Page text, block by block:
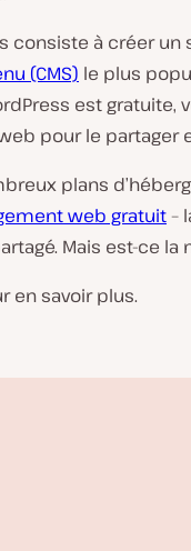
consiste à créer
(CMS) le plus
est
pour le partager
plans
web gratuit–
Mais est-ce
en savoir plus.